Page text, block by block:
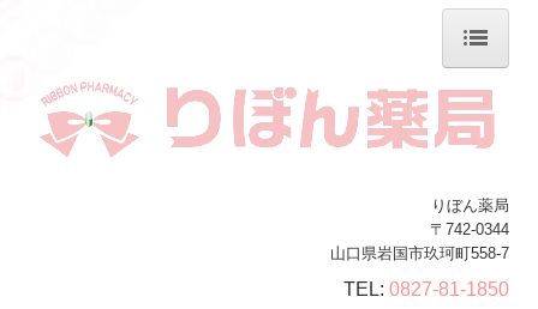
ホーム
当薬局について
りぼん薬局
〒742-0344
山口県岩国市玖珂町558-7
TEL: 0827-81-1850